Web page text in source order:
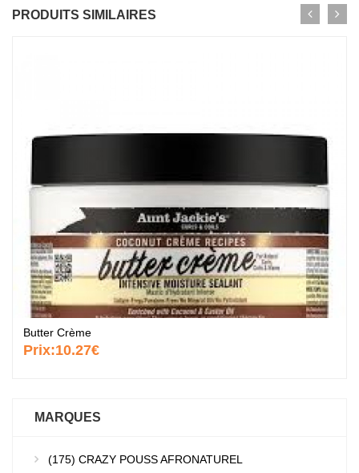
PRODUITS SIMILAIRES
Butter Crème
Prix:10.27€
MARQUES
(175) CRAZY POUSS AFRONATUREL